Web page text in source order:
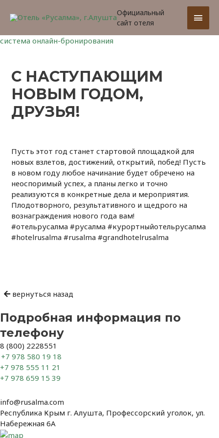
Официальный
сайт отеля
система онлайн-бронирования
С НАСТУПАЮЩИМ
НОВЫМ ГОДОМ,
ДРУЗЬЯ!
Пусть этот год станет стартовой площадкой для
новых взлетов, достижений, открытий, побед! Пусть
в новом году любое начинание будет обречено на
неоспоримый успех, а планы легко и точно
реализуются в конкретные дела и мероприятия.
Плодотворного, результативного и щедрого на
вознаграждения нового года вам!
#отельрусалма #русалма #курортныйотельрусалма
#hotelrusalma #rusalma #grandhotelrusalma
записям
вернуться назад
Подробная информация по
телефону
8 (800) 2228551
+7 978 580 19 18
+7 978 555 11 21
+7 978 659 15 39
info@rusalma.com
Республика Крым г. Алушта, Профессорский уголок, ул.
Набережная 6А